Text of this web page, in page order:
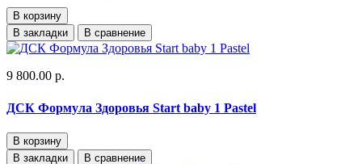
В корзину
В закладки
В сравнение
9 800.00 р.
ДСК Формула Здоровья Start baby 1 Pastel
В корзину
В закладки
В сравнение